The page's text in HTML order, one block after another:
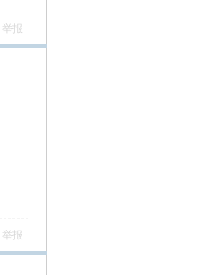
举报
举报